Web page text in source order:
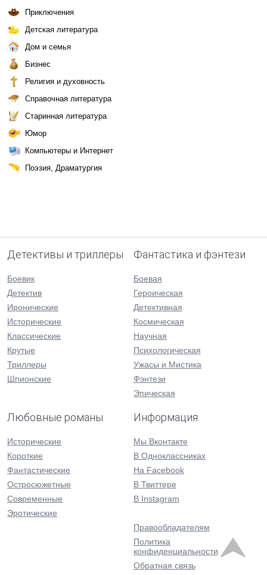
Приключения
Детская литература
Дом и семья
Бизнес
Религия и духовность
Справочная литература
Старинная литература
Юмор
Компьютеры и Интернет
Поэзия, Драматургия
Детективы и триллеры
Боевик
Детектив
Иронические
Исторические
Классические
Крутые
Триллеры
Шпионские
Фантастика и фэнтези
Боевая
Героическая
Детективная
Космическая
Научная
Психологическая
Ужасы и Мистика
Фэнтези
Эпическая
Любовные романы
Исторические
Короткие
Фантастические
Остросюжетные
Современные
Эротические
Информация
Мы Вконтакте
В Одноклассниках
На Facebook
В Твиттере
В Instagram
Правообладателям
Политика
конфиденциальности
Обратная связь